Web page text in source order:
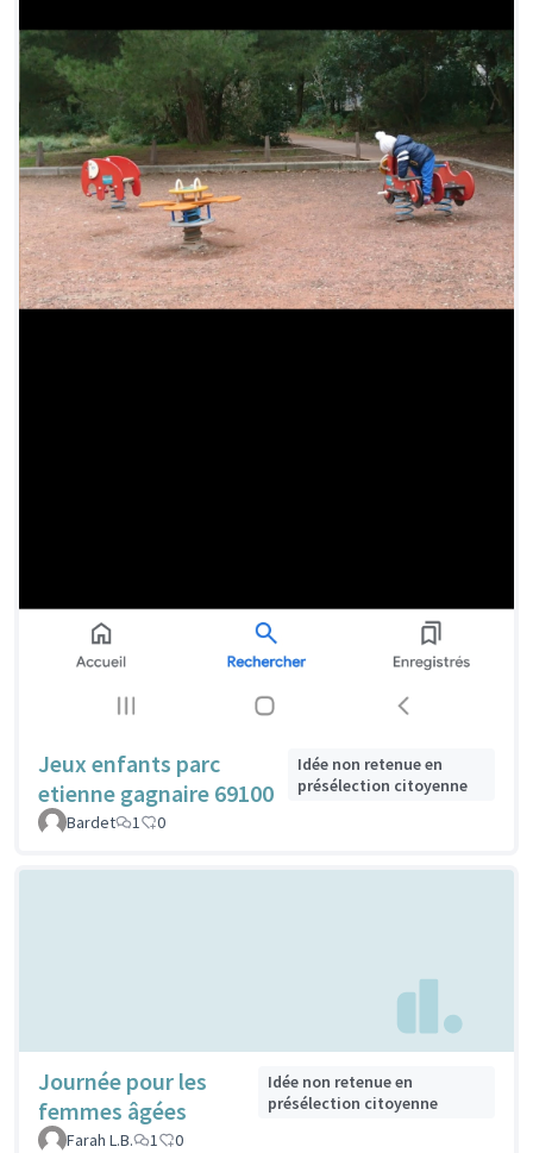
Jeux enfants parc
etienne gagnaire 69100
Idée non retenue en
présélection citoyenne
Bardet
1 0
Journée pour les
femmes âgées
Idée non retenue en
présélection citoyenne
Farah L.B.
1 0